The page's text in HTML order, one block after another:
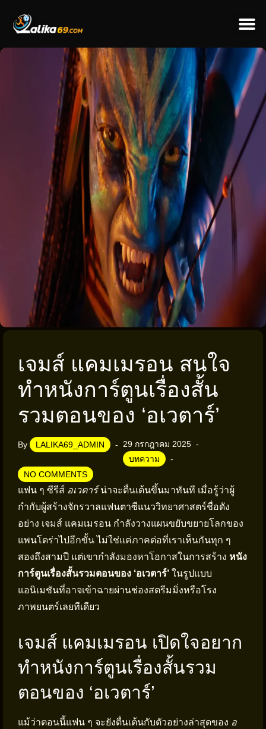
เจมส์ แคมเมรอน สนใจ
ทำหนังการ์ตูนเรื่องสั้น
รวมตอนของ ‘อเวตาร์’
By LALIKA69_ADMIN
29 กรกฎาคม 2025
บทความ
NO COMMENTS
แฟน ๆ ซีรีส์ อเวตาร์น่าจะตื่นเต้นขึ้นมาทันที เมื่อรู้ว่าผู้
กำกับผู้สร้างจักรวาลแฟนตาซีแนววิทยาศาสตร์ชื่อดัง
อย่าง เจมส์ แคมเมรอน กำลังวางแผนขยับขยายโลกของ
แพนโดร่าไปอีกขั้น ไม่ใช่แค่ภาคต่อที่เราเห็นกันทุก ๆ
สองถึงสามปี แต่เขากำลังมองหาโอกาสในการสร้าง หนัง
การ์ตูนเรื่องสั้นรวมตอนของ ‘อเวตาร์’ ในรูปแบบ
แอนิเมชันที่อาจเข้าฉายผ่านช่องสตรีมมิ่งหรือโรง
ภาพยนตร์เลยทีเดียว
เจมส์ แคมเมรอน เปิดใจอยาก
ทำหนังการ์ตูนเรื่องสั้นรวม
ตอนของ ‘อเวตาร์’
แม้ว่าตอนนี้แฟน ๆ จะยังตื่นเต้นกับตัวอย่างล่าสุดของ อ